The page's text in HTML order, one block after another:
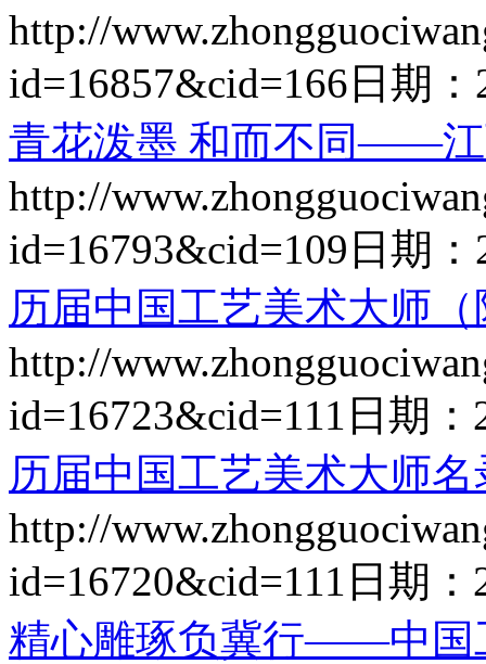
http://
id=16857&cid=166 日期：
青花泼墨 和而不同——江
http://
id=16793&cid=109 日期：
历届中国工艺美术大师
http://
id=16723&cid=111 日期：
历届中国工艺美术大师
http://
id=16720&cid=111 日期：
精心雕琢负冀行——中国